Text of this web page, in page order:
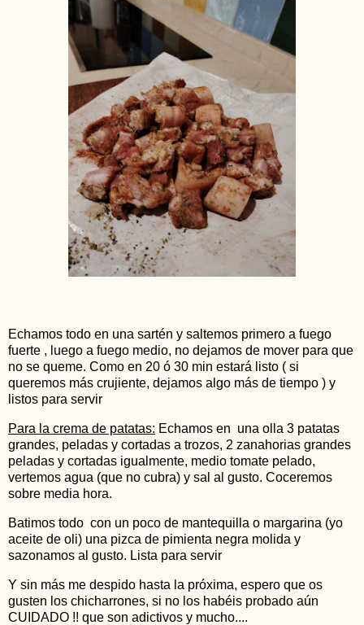
Echamos todo en una sartén y saltemos primero a fuego
fuerte , luego a fuego medio, no dejamos de mover para que
no se queme. Como en 20 ó 30 min estará listo ( si
queremos más crujiente, dejamos algo más de tiempo ) y
listos para servir
Para la crema de patatas: Echamos en una olla 3 patatas
grandes, peladas y cortadas a trozos, 2 zanahorias grandes
peladas y cortadas igualmente, medio tomate pelado,
vertemos agua (que no cubra) y sal al gusto. Coceremos
sobre media hora.
Batimos todo con un poco de mantequilla o margarina (yo
aceite de oli) una pizca de pimienta negra molida y
sazonamos al gusto. Lista para servir
Y sin más me despido hasta la próxima, espero que os
gusten los chicharrones, si no los habéis probado aún
CUIDADO !! que son adictivos y mucho....